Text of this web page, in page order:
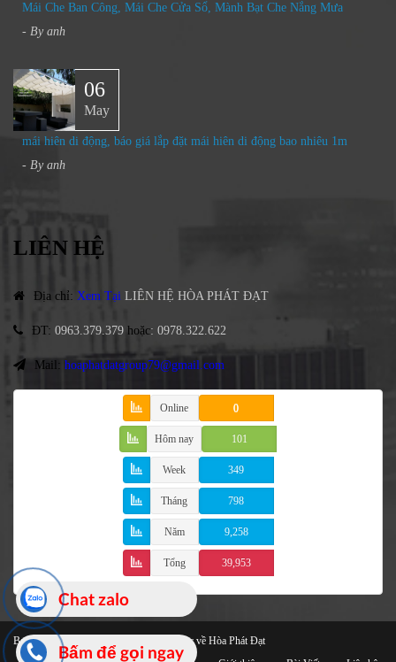
Mái Che Ban Công, Mái Che Cửa Sổ, Mành Bạt Che Nắng Mưa​
- By anh
06
May
mái hiên di động, báo giá lắp đặt mái hiên di động bao nhiêu 1m
- By anh
LIÊN HỆ
Địa chỉ: Xem Tại LIÊN HỆ HÒA PHÁT ĐẠT
ĐT: 0963.379.379 hoặc: 0978.322.622
Mail: hoaphatdatgroup79@gmail.com
Online 0
Hôm nay 101
Week 349
Tháng 798
Năm 9,258
Tổng 39,953
Bạt Che Cao Cấp © 2021 Bản quyền thuộc về Hòa Phát Đạt
Bấm để gọi ngay
Chat zalo